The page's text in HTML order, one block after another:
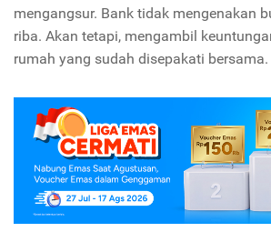
mengangsur. Bank tidak mengenakan
riba. Akan tetapi, mengambil
rumah yang sudah disepakati bersama.